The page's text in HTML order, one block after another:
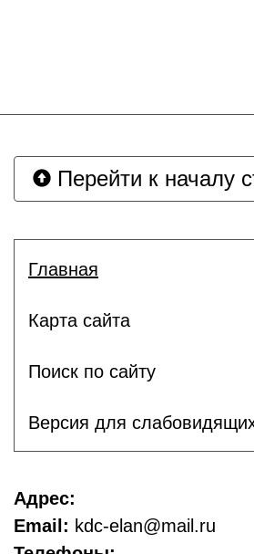
Перейти к началу
Главная
Карта сайта
Поиск по сайту
Версия для
Адрес:
Email: kdc-elan@mail.ru